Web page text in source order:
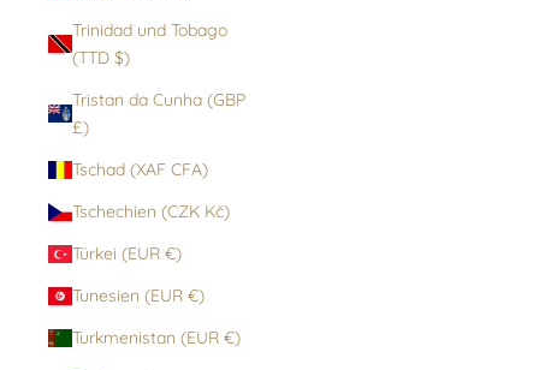
Trinidad und Tobago
(TTD $)
Tristan da Cunha (GBP
£)
Tschad (XAF CFA)
Tschechien (CZK Kč)
Türkei (EUR €)
Tunesien (EUR €)
Turkmenistan (EUR €)